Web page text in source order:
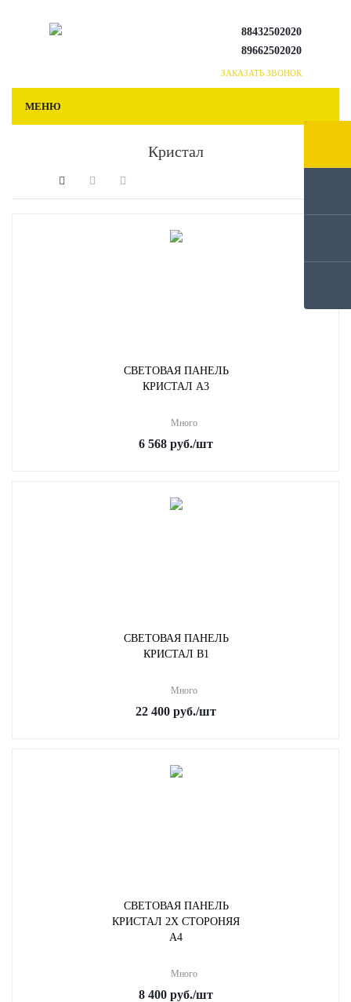
88432502020
89662502020
ЗАКАЗАТЬ ЗВОНОК
МЕНЮ
Кристал
СВЕТОВАЯ ПАНЕЛЬ
КРИСТАЛ A3
Много
6 568 руб./шт
СВЕТОВАЯ ПАНЕЛЬ
КРИСТАЛ B1
Много
22 400 руб./шт
СВЕТОВАЯ ПАНЕЛЬ
КРИСТАЛ 2Х СТОРОНЯЯ
A4
Много
8 400 руб./шт